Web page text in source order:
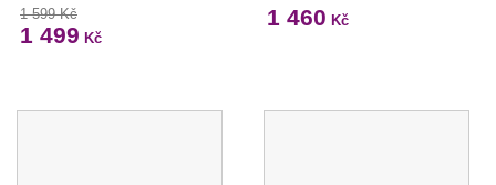
1 599 Kč
1 499 Kč
1 460 Kč